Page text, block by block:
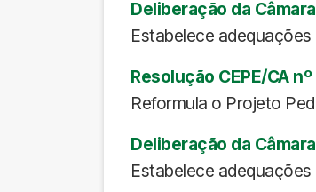
Deliberação da
Estabelece
Resolução CEPE/CA
Reformula o Projeto
Deliberação da
Estabelece